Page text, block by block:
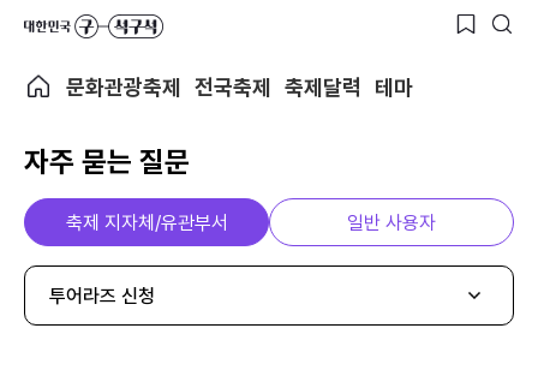
문화관광축제 전국축제 축제달력 테마
자주 묻는 질문
축제 지자체/유관부서 일반 사용자
투어라즈 신청